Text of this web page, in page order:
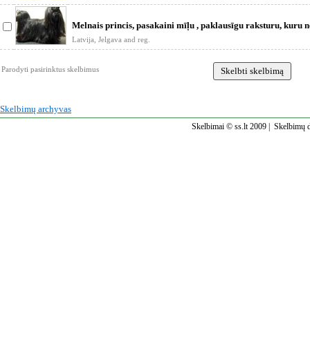
Melnais princis, pasakaini mīļu , paklausīgu raksturu, kuru
Komunikabl
Latvija, Jelgava and reg.
Parodyti pasirinktus skelbimus
Skelbimų archyvas
Skelbimai © ss.lt 2009 | Skelbimų